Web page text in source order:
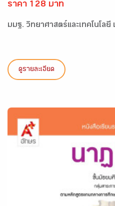
ราคา 128 บาท
มมฐ. วิทยาศาสตร์และเทคโนโลยี
ดูรายละเอียด